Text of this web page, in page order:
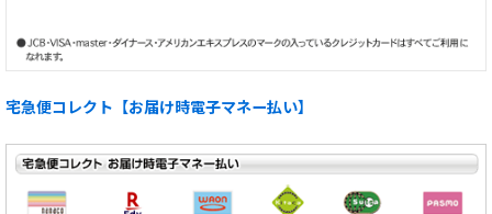
宅急便コレクト【お届け時電子マネー払い】